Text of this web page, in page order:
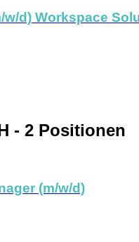
d) Workspace
- 2 Positionen
(m/w/d)